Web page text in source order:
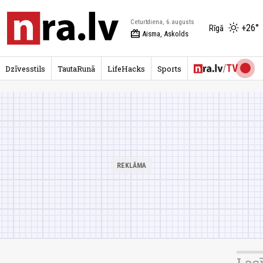
Ceturtdiena, 6.augusts
redeem Aisma, Askolds
Rīgā +26°
Dzīvesstils TautaRunā LifeHacks Sports